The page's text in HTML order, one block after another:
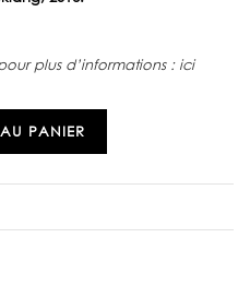
plus d’informations : ici
PANIER